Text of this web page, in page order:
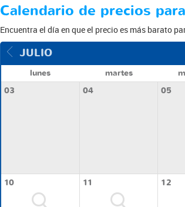
Calendario de precios
Encuentra el día en que el precio es más barato
JULIO
lunes martes
03
04 05
10 11 12